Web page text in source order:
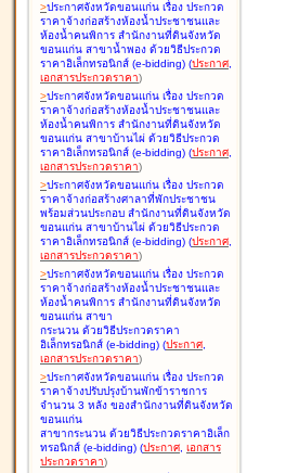
>ประกาศจังหวัดขอนแก่น เรื่อง ประกวด
ราคาจ้างก่อสร้างห้องน้ำประชาชนและ
ห้องน้ำคนพิการ สำนักงานที่ดินจังหวัด
ขอนแก่น สาขาน้ำพอง ด้วยวิธีประกวด
ราคาอิเล็กทรอนิกส์ (e-bidding) (ประกาศ,
เอกสารประกวดราคา)
>ประกาศจังหวัดขอนแก่น เรื่อง ประกวด
ราคาจ้างก่อสร้างห้องน้ำประชาชนและ
ห้องน้ำคนพิการ สำนักงานที่ดินจังหวัด
ขอนแก่น สาขาบ้านไผ่ ด้วยวิธีประกวด
ราคาอิเล็กทรอนิกส์ (e-bidding) (ประกาศ,
เอกสารประกวดราคา)
>ประกาศจังหวัดขอนแก่น เรื่อง ประกวด
ราคาจ้างก่อสร้างศาลาที่พักประชาชน
พร้อมส่วนประกอบ สำนักงานที่ดินจังหวัด
ขอนแก่น สาขาบ้านไผ่ ด้วยวิธีประกวด
ราคาอิเล็กทรอนิกส์ (e-bidding) (ประกาศ,
เอกสารประกวดราคา)
>ประกาศจังหวัดขอนแก่น เรื่อง ประกวด
ราคาจ้างก่อสร้างห้องน้ำประชาชนและ
ห้องน้ำคนพิการ สำนักงานที่ดินจังหวัด
ขอนแก่น สาขา
กระนวน ด้วยวิธีประกวดราคา
อิเล็กทรอนิกส์ (e-bidding) (ประกาศ,
เอกสารประกวดราคา)
>ประกาศจังหวัดขอนแก่น เรื่อง ประกวด
ราคาจ้างปรับปรุงบ้านพักข้าราชการ
จำนวน 3 หลัง ของสำนักงานที่ดินจังหวัด
ขอนแก่น
สาขากระนวน ด้วยวิธีประกวดราคาอิเล็ก
ทรอนิกส์ (e-bidding) (ประกาศ, เอกสาร
ประกวดราคา)